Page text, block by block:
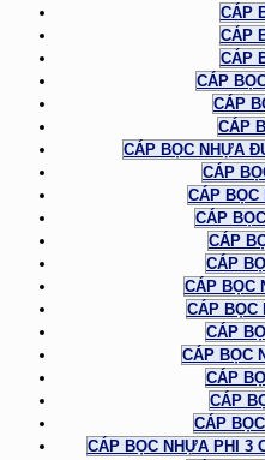
CÁP
CÁP
CÁP
CÁP
CÁP
CÁP
CÁP BỌC NHỰA
CÁP
CÁP BỌC
CÁP
CÁP
CÁP
CÁP BỌC
CÁP BỌC
CÁP
CÁP BỌC
CÁP
CÁP
CÁP
CÁP BỌC NHỰA PHI 3